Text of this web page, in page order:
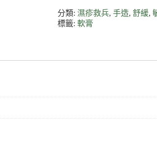
膏
數
分類:濕疹救兵,手造,舒緩,
標籤:軟膏